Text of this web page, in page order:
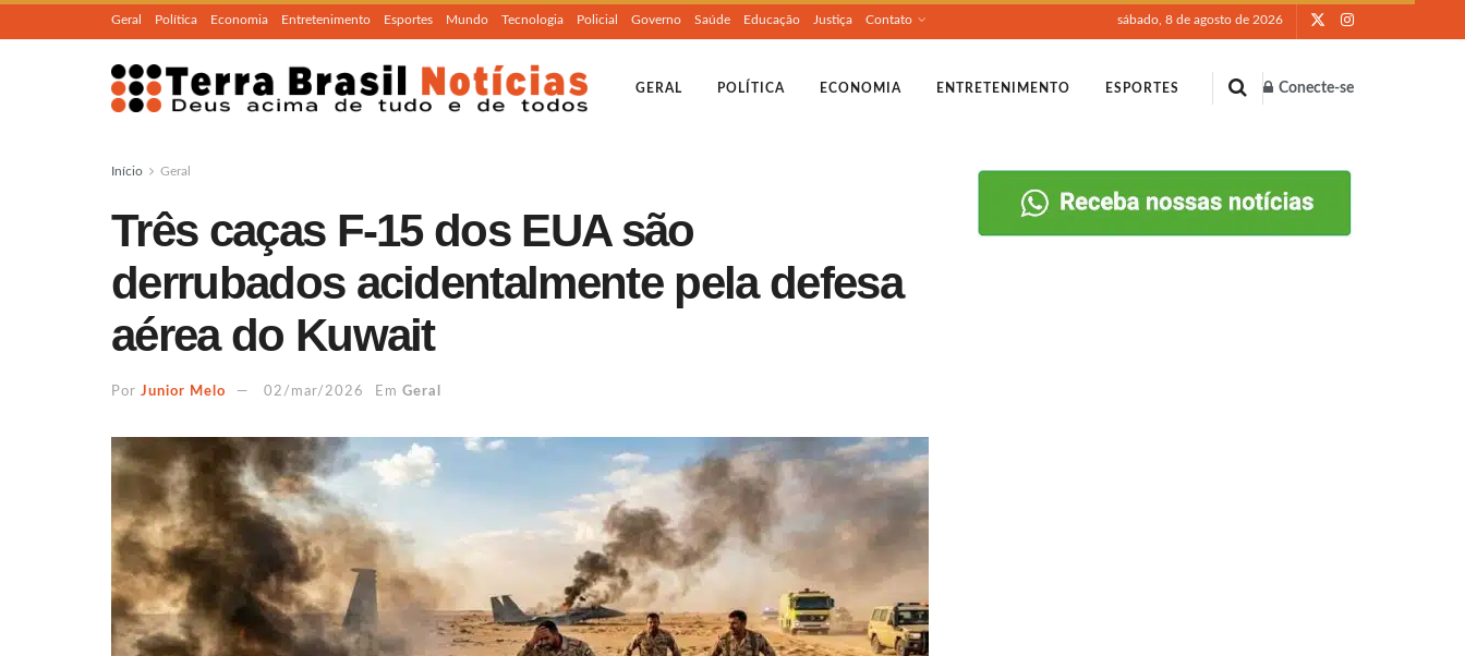
Geral Política Economia Entretenimento Esportes Mundo Tecnologia Policial Governo Saúde Educação Justiça Contato sábado, 8 de agosto de 2026
GERAL POLÍTICA ECONOMIA ENTRETENIMENTO ESPORTES Conecte-se
Início Geral
Três caças F-15 dos EUA são
derrubados acidentalmente pela defesa
aérea do Kuwait
Por Junior Melo 02/mar/2026 Em Geral